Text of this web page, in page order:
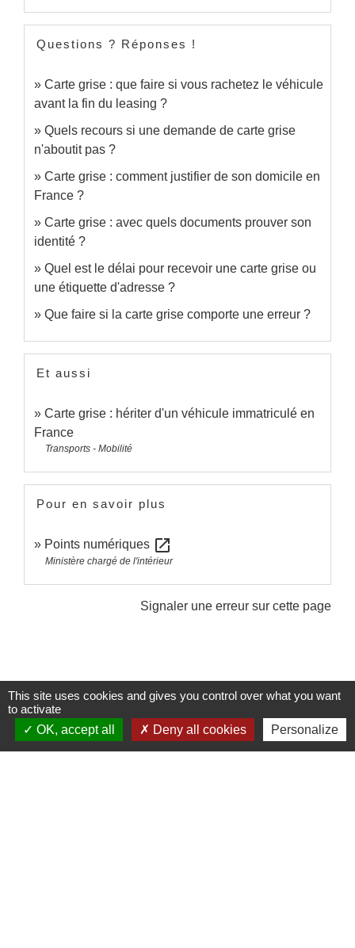
Questions ? Réponses !
Carte grise : que faire si vous rachetez le véhicule
avant la fin du leasing ?
Quels recours si une demande de carte grise
n'aboutit pas ?
Carte grise : comment justifier de son domicile en
France ?
Carte grise : avec quels documents prouver son
identité ?
Quel est le délai pour recevoir une carte grise ou
une étiquette d'adresse ?
Que faire si la carte grise comporte une erreur ?
Et aussi
Carte grise : hériter d'un véhicule immatriculé en
France
Transports - Mobilité
Pour en savoir plus
Points numériques open_in_new
Ministère chargé de l'intérieur
Signaler une erreur sur cette page
Commune de Labastide Saint-Georges
This site uses cookies and gives you control over what you want
to activate
OK, accept all
Deny all cookies Personalize